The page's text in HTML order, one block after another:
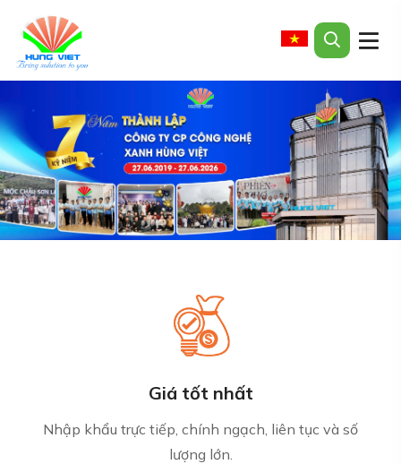
Giá tốt nhất
Nhập khẩu trực tiếp, chính ngạch, liên tục và số
lượng lớn.